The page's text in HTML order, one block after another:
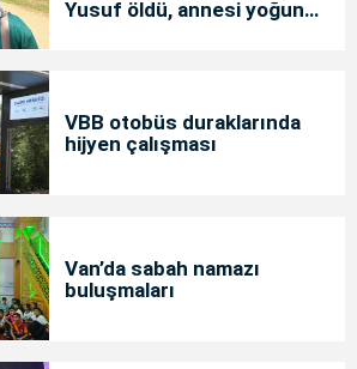
Yusuf öldü, annesi yoğun
VBB otobüs duraklarında
hijyen çalışması
Van’da sabah namazı
buluşmaları